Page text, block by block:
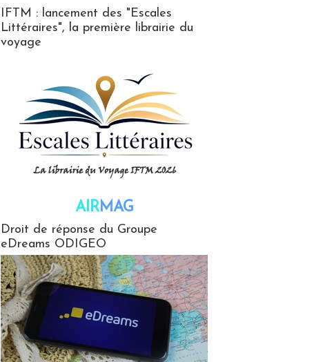
IFTM : lancement des "Escales
Littéraires", la première librairie du
voyage
AIRMAG
Droit de réponse du Groupe
eDreams ODIGEO